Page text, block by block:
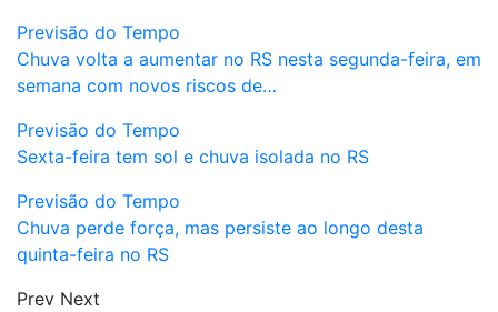
Previsão do Tempo
Chuva volta a aumentar no RS nesta segunda-feira, em
semana com novos riscos de…
Previsão do Tempo
Sexta-feira tem sol e chuva isolada no RS
Previsão do Tempo
Chuva perde força, mas persiste ao longo desta
quinta-feira no RS
Prev Next